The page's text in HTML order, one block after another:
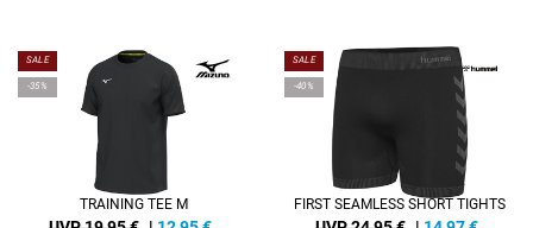
SALE
-35%
TRAINING TEE M
SALE
-40%
FIRST SEAMLESS SHORT TIGHTS